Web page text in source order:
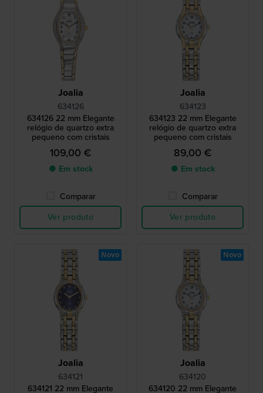
Joalia
634126
634126 22 mm Elegante
relógio de quartzo extra
pequeno com cristais
109,00 €
● Em stock
Comparar
Ver produto
Joalia
634123
634123 22 mm Elegante
relógio de quartzo extra
pequeno com cristais
89,00 €
● Em stock
Comparar
Ver produto
Joalia
634121
634121 22 mm Elegante
Novo
Joalia
634120
634120 22 mm Elegante
Novo